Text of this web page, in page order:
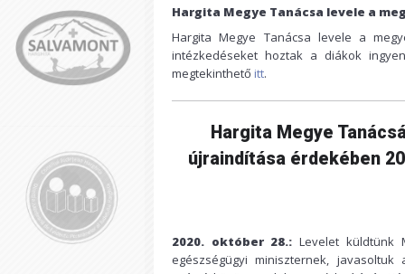
Hargita Megye Tanácsa levele a
Hargita Megye Tanácsa levele a
intézkedéseket hoztak a diákok
megtekinthető itt.
Hargita Megye
újraindítása érdekében
2020. október 28.:Levelet küldtünk
egészségügyi miniszternek,